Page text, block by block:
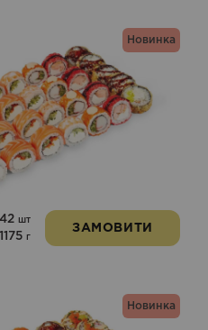
Новинка
42 шт
1175 г
ЗАМОВИТИ
Новинка